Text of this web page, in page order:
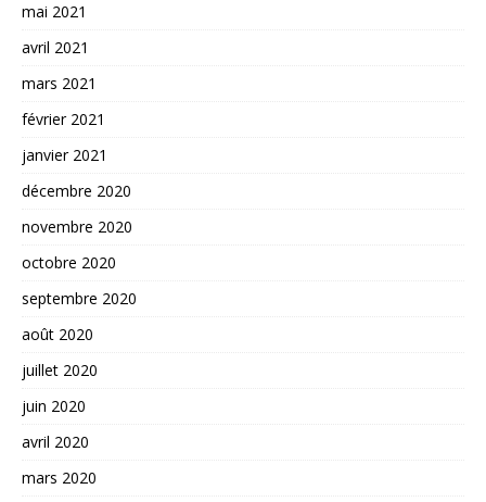
mai 2021
avril 2021
mars 2021
février 2021
janvier 2021
décembre 2020
novembre 2020
octobre 2020
septembre 2020
août 2020
juillet 2020
juin 2020
avril 2020
mars 2020